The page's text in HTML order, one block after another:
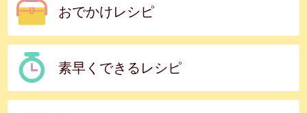
おでかけレシピ
素早くできるレシピ